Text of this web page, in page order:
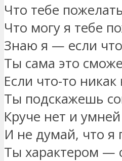
Что тебе
Что могу я тебе
Знаю я — если
Ты сама это
Если что-то
Ты подскажешь
Круче нет и
И не думай, что я
Ты характером —